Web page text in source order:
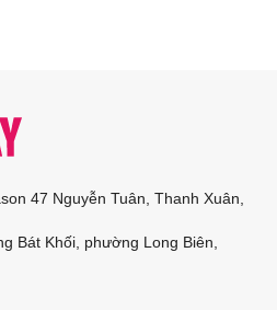
47 Nguyễn Tuân, Thanh Xuân,
Bát Khối, phường Long Biên,